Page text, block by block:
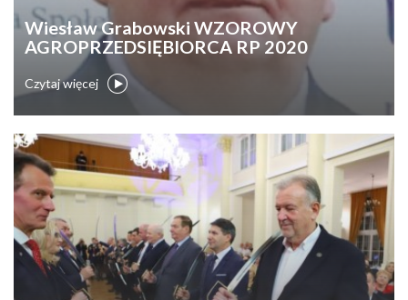
Wiesław Grabowski WZOROWY
AGROPRZEDSIĘBIORCA RP 2020
Czytaj więcej